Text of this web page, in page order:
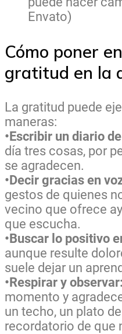
Envato)
Cómo poner
gratitud en la
La gratitud puede
maneras:
•Escribir un diario
día tres cosas, por
se agradecen.
•Decir gracias en
gestos de quienes
vecino que ofrece
que escucha.
•Buscar lo positivo
aunque resulte
suele dejar un
•Respirar y observar:
momento y
un techo, un plato
recordatorio de que